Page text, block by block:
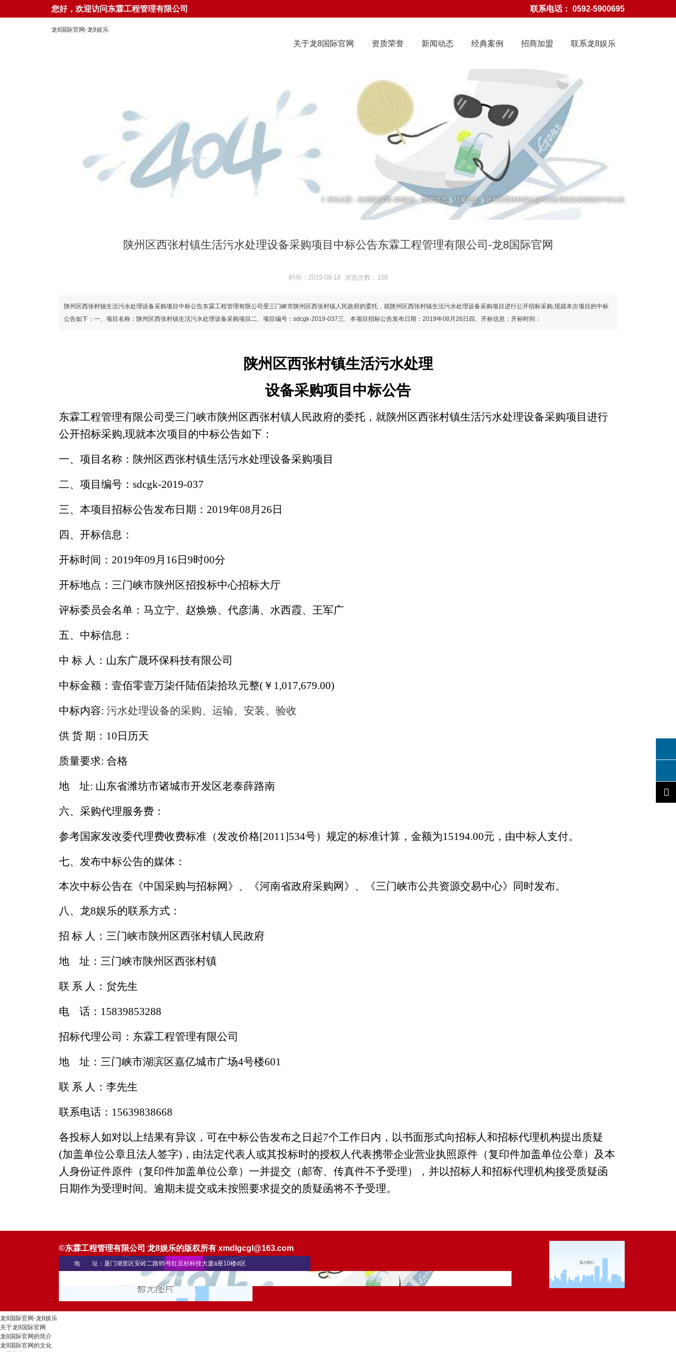
您好，欢迎访问东霖工程管理有限公司 联系电话： 0592-5900695
龙8国际官网-龙8娱乐
联系龙8娱乐
招商加盟
经典案例
新闻动态
资质荣誉
关于龙8国际官网
龙8国际官网-龙8娱乐
所在位置： 龙8国际官网-龙8娱乐 新闻动态 结果公告 陕州区西张村镇生活污水处理设备采购项目中标公告
陕州区西张村镇生活污水处理设备采购项目中标公告东霖工程管理有限公司-龙8国际官网
时间：2019-09-18 浏览次数：158
陕州区西张村镇生活污水处理设备采购项目中标公告东霖工程管理有限公司受三门峡市陕州区西张村镇人民政府的委托，就陕州区西张村镇生活污水处理设备采购项目进行公开招标采购,现就本次项目的中标
公告如下：一、项目名称：陕州区西张村镇生活污水处理设备采购项目二、项目编号：sdcgk-2019-037三、本项目招标公告发布日期：2019年08月26日四、开标信息：开标时间：
陕州区西张村镇生活污水处理
设备采购项目中标公告
东霖工程管理有限公司受三门峡市陕州区西张村镇人民政府的委托，就陕州区西张村镇生活污水处理设备采购项目进行
公开招标采购,现就本次项目的中标公告如下 ：
一、项目名称：陕州区西张村镇生活污水处理设备采购项目
二、项目编号： sdcgk-2019-037
三、本项目招标公告发布日期： 2019年08月26日
四、开标信息：
开标时间： 2019年09月16日9时00分
开标地点：三门峡市陕州区招投标中心招标大厅
评标委员会名单：马立宁、赵焕焕、代彦满、水西霞、王军广
五、中标信息：
中 标 人： 山东广晟环保科技有限公司
中标金额： 壹佰零壹万柒仟陆佰柒拾玖元整(￥1,017,679.00)
中标内容: 污水处理设备的采购、运输、安装、验收
供 货 期： 10日历天
质量要求: 合格
地 址: 山东省潍坊市诸城市开发区老泰薛路南
六、采购代理服务费：
参考国家发改委代理费收费标准（发改价格[2011]534号）规定的标准计算，金额为15194.00元，由中标人支付。
七、发布中标公告的媒体：
本次中标公告在 《中国采购与招标网》、《河南省政府采购网》、《三门峡市公共资源交易中心》同时发布。
八、龙8娱乐的联系方式：
招 标 人：三门峡市陕州区西张村镇人民政府
地 址：三门峡市陕州区西张村镇
联 系 人：贠先生
电 话： 15839853288
招标代理公司：东霖工程管理有限公司
地 址：三门峡市湖滨区嘉亿城市广场4号楼601
联 系 人：李先生
联系电话： 15639838668
各投标人如对以上结果有异议，可在中标公告发布之日起7个工作日内，以书面形式向招标人和招标代理机构提出质疑
(加盖单位公章且法人签字)，由法定代表人或其投标时的授权人代表携带企业营业执照原件（复印件加盖单位公章）及本
人身份证件原件（复印件加盖单位公章）一并提交（邮寄、传真件不予受理），并以招标人和招标代理机构接受质疑函
日期作为受理时间。逾期未提交或未按照要求提交的质疑函将不予受理。
©东霖工程管理有限公司 龙8娱乐的版权所有 xmdlgcgl@163.com
地 址：厦门湖里区安岭二路95号红豆杉科技大厦a座10楼d区
联系电话： 0592-5900695 18059899545
icp备案号：闽icp备17026049号-1
龙8国际官网-龙8娱乐
关于龙8国际官网
龙8国际官网的简介
龙8国际官网的文化